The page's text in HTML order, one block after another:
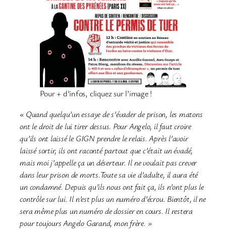
Pour + d’infos, cliquez sur l’image !
« Quandquelqu’un essaye de s’évaderde prison, les matons
ont le droit de lui tirer dessus. Pour Angelo, il faut croire
qu’ils ont laissé le GIGN prendre le relais. Après l’avoir
laissé sortir, ils ont raconté partout que c’était un évadé,
mais moi j’appelle ça un déserteur. Il ne voulait pas crever
dans leur prison de morts.Toute sa vie d’adulte, il aura été
un condamné. Depuis qu’ils nous ont fait ça, ils n’ont plus le
contrôle sur lui. Il n’est plus un numéro d’écrou. Bientôt, il ne
sera même plus un numéro de dossier en cours. Il restera
pour toujours Angelo Garand, mon frère. »